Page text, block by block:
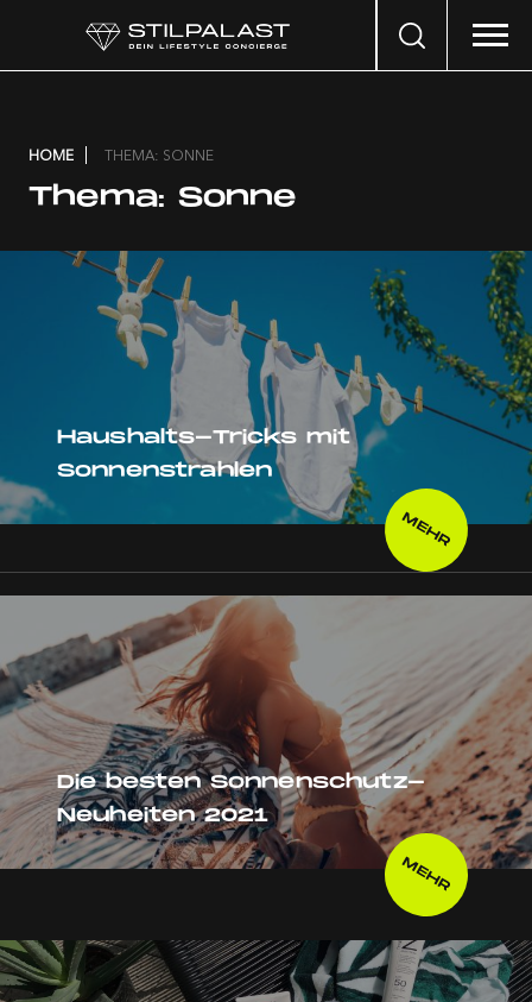
Search
HOME THEMA: SONNE
Thema: Sonne
Haushalts-Tricks mit
Sonnenstrahlen
MEHR
Die besten Sonnenschutz-
Neuheiten 2021
MEHR